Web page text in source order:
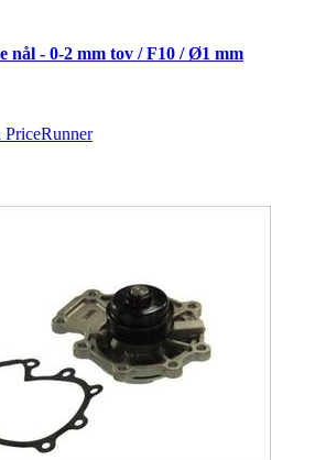
nål - 0-2 mm tov / F10 / Ø1 mm
PriceRunner